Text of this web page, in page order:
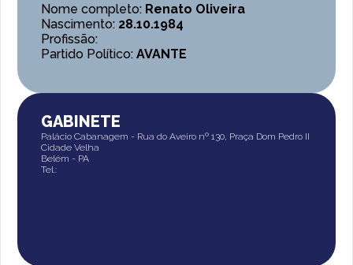
Nome completo: Renato Oliveira
Nascimento: 28.10.1984
Profissão:
Partido Político:AVANTE
GABINETE
Palácio Cabanagem - Rua do Aveiro nº 130, Praça Dom Pedro II
Cidade Velha
Belém - PA
Tel.: